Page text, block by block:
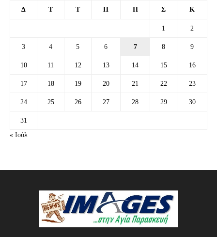
Δ Τ Τ Π Π Σ Κ
1 2
3 4 5 6 7 8 9
10 11 12 13 14 15 16
17 18 19 20 21 22 23
24 25 26 27 28 29 30
31
« Ιούλ